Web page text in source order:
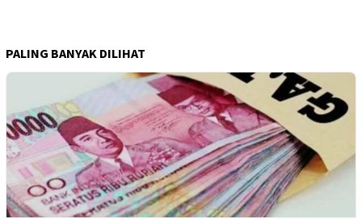
PALING BANYAK DILIHAT